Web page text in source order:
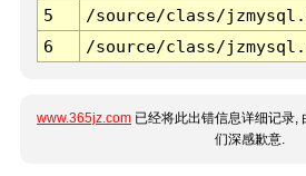
5
/source/class/
6
/source/class/
www.365jz.com 已经将此出错信息详细记录,
们深感歉意.